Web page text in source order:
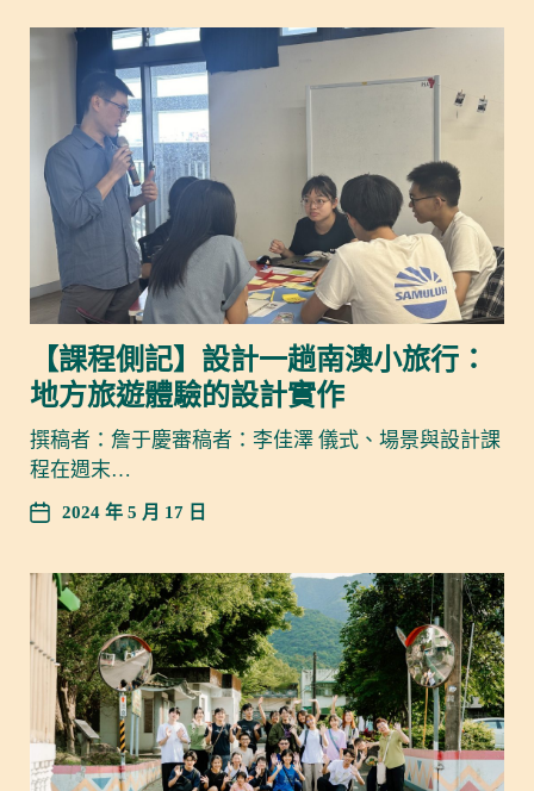
【課程側記】設計一趟南澳小旅行：
地方旅遊體驗的設計實作
撰稿者：詹于慶審稿者：李佳澤 儀式、場景與設計課
程在週末…
2024 年 5 月 17 日